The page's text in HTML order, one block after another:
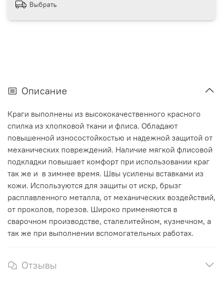
Выбрать
Описание
Краги выполнены из высококачественного красного
спилка из хлопковой ткани и флиса. Обладают
повышенной износостойкостью и надежной защитой от
механических повреждений. Наличие мягкой флисовой
подкладки повышает комфорт при использовании краг
так же и в зимнее время. Швы усилены вставками из
кожи. Используются для защиты от искр, брызг
расплавленного металла, от механических воздействий,
от проколов, порезов. Широко применяются в
сварочном производстве, сталелитейном, кузнечном, а
так же при выполнении вспомогательных работах.
Отзывы